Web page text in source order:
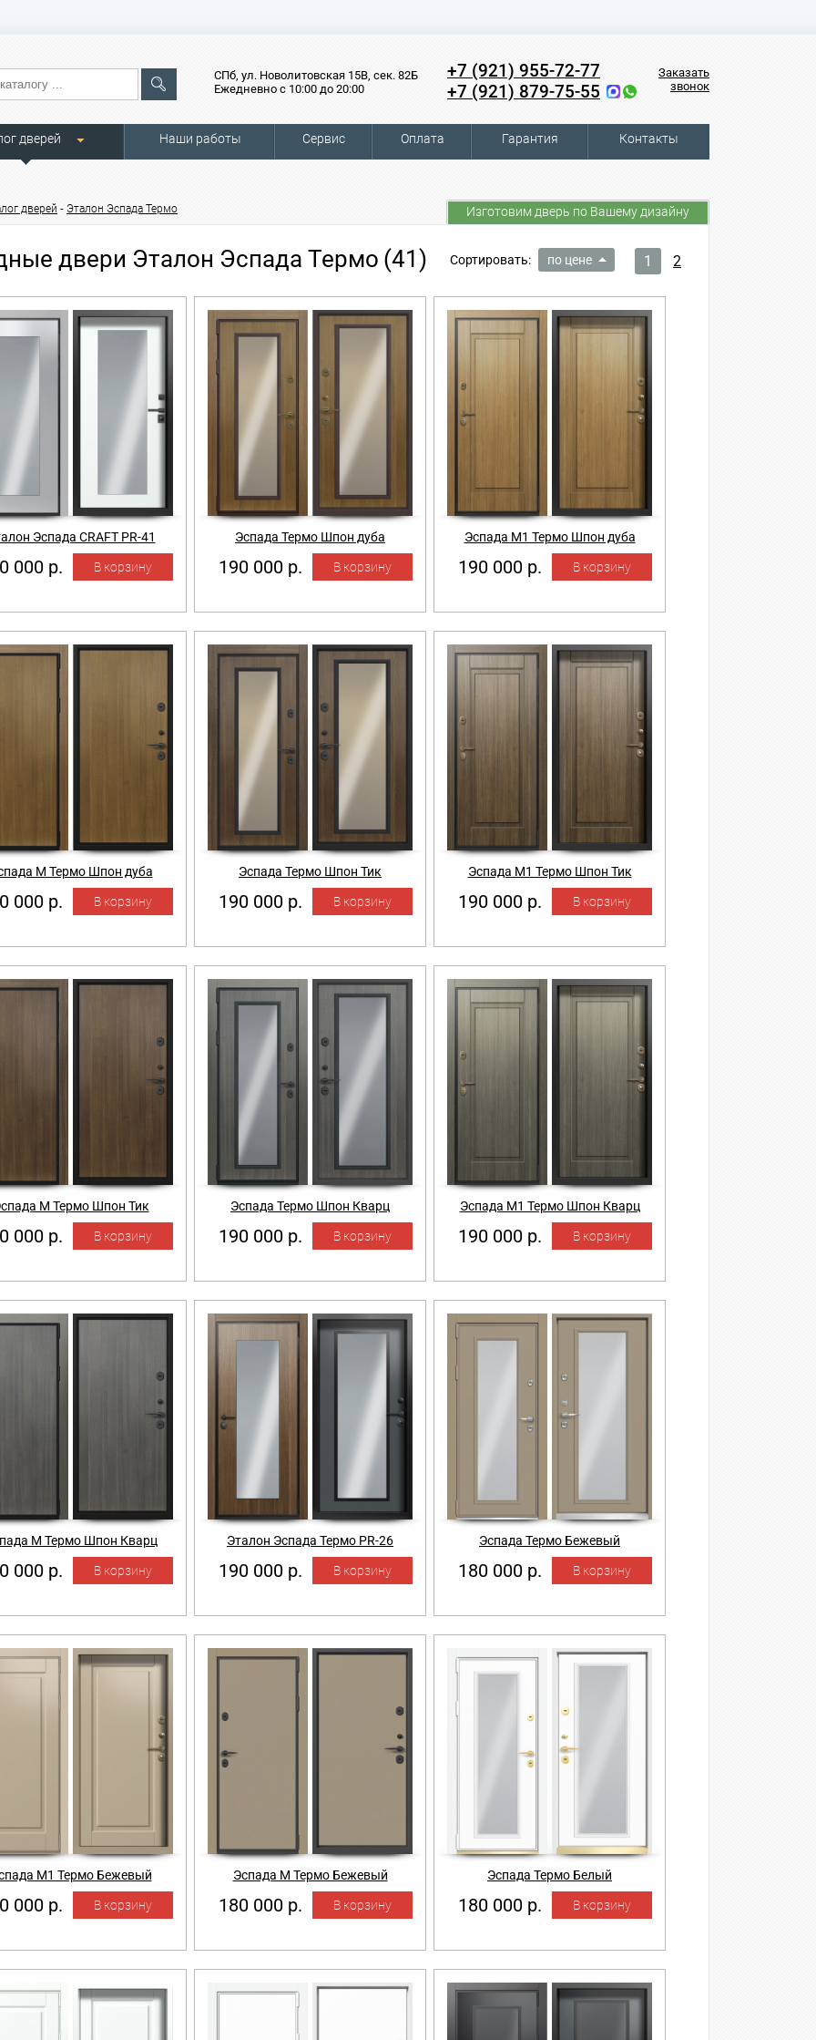
СПб, ул. Новолитовская 15В, сек. 82Б
Ежедневно с 10:00 до 20:00
+7 (921) 955-72-77
+7 (921) 879-75-55
Заказать
звонок
дверей Наши работы Сервис Оплата Гарантия Контакты
дверей - Эталон Эспада Термо Изготовим дверь по Вашему дизайну
двери Эталон Эспада Термо (41) 1 2
Сортировать: по цене
Эспада CRAFT PR-41
000 р.
Эспада Термо Шпон дуба
190 000 р.
Эспада М1 Термо Шпон дуба
190 000 р.
М Термо Шпон дуба
000 р.
Эспада Термо Шпон Тик
190 000 р.
Эспада М1 Термо Шпон Тик
190 000 р.
М Термо Шпон Тик
000 р.
Эспада Термо Шпон Кварц
190 000 р.
Эспада М1 Термо Шпон Кварц
190 000 р.
М Термо Шпон Кварц
000 р.
Эталон Эспада Термо PR-26
190 000 р.
Эспада Термо Бежевый
180 000 р.
М1 Термо Бежевый
000 р.
Эспада М Термо Бежевый
180 000 р.
Эспада Термо Белый
180 000 р.